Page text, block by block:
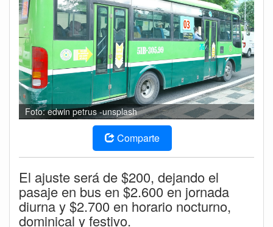
Foto: edwin petrus -unsplash
Comparte
El ajuste será de $200, dejando el
pasaje en bus en $2.600 en jornada
diurna y $2.700 en horario nocturno,
dominical y festivo.